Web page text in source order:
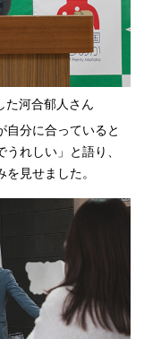
た河合郁人さん
自分に合っていると
れしい」と語り、
見せました。